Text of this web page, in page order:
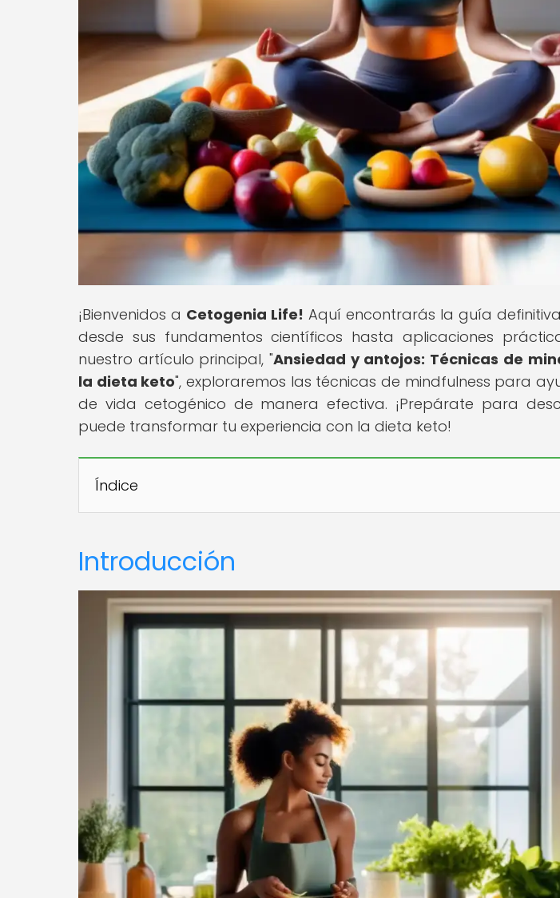
¡Bienvenidos a Cetogenia Life! Aquí encontrarás la guía
desde sus fundamentos científicos hasta aplicaciones
nuestro artículo principal, "Ansiedad y antojos: Técnicas de
la dieta keto", exploraremos las técnicas de mindfulness para
de vida cetogénico de manera efectiva. ¡Prepárate para
puede transformar tu experiencia con la dieta keto!
Índice
Introducción